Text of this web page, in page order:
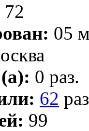
72
05
0 раз.
62
99